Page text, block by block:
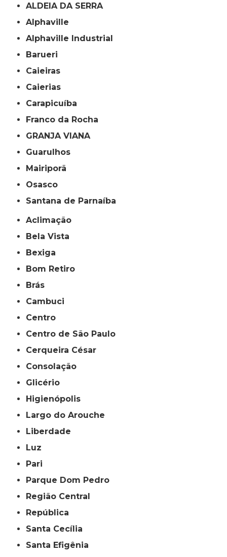
ALDEIA DA SERRA
Alphaville
Alphaville Industrial
Barueri
Caieiras
Caierias
Carapicuíba
Franco da Rocha
GRANJA VIANA
Guarulhos
Mairiporã
Osasco
Santana de Parnaíba
Aclimação
Bela Vista
Bexiga
Bom Retiro
Brás
Cambuci
Centro
Centro de São Paulo
Cerqueira César
Consolação
Glicério
Higienópolis
Largo do Arouche
Liberdade
Luz
Pari
Parque Dom Pedro
Região Central
República
Santa Cecília
Santa Efigênia